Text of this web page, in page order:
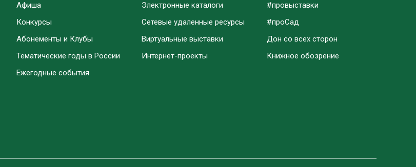
Афиша
Конкурсы
Абонементы и Клубы
Тематические годы в России
Ежегодные события
Электронные каталоги
Сетевые удаленные ресурсы
Виртуальные выставки
Интернет-проекты
#провыставки
#проСад
Дон со всех сторон
Книжное обозрение